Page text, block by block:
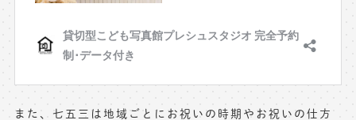
また、七五三は地域ごとにお祝いの時期やお祝いの仕方